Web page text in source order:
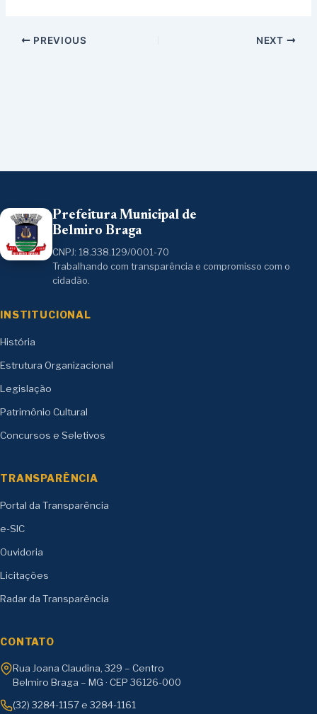
PREVIOUS NEXT
Prefeitura Municipal de
Belmiro Braga
CNPJ: 18.338.129/0001-70
Trabalhando com transparência e compromisso com o
cidadão.
INSTITUCIONAL
História
Estrutura Organizacional
Legislação
Patrimônio Cultural
Concursos e Seletivos
TRANSPARÊNCIA
Portal da Transparência
e-SIC
Ouvidoria
Licitações
Radar da Transparência
CONTATO
Rua Joana Claudina, 329 – Centro
Belmiro Braga – MG · CEP 36126-000
(32) 3284-1157 e 3284-1161